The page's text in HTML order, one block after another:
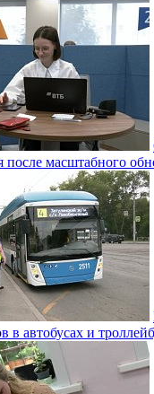
масштабного
в автобусах и